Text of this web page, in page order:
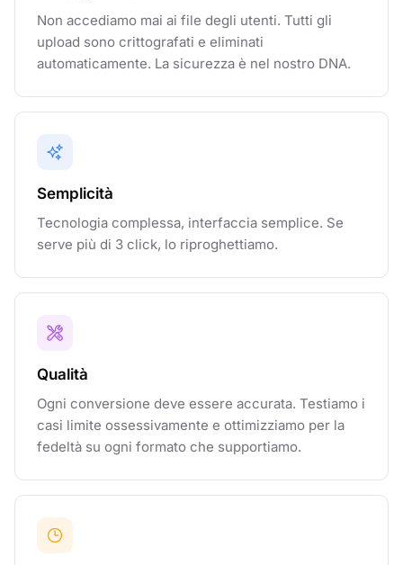
Non accediamo mai ai file degli utenti. Tutti gli
upload sono crittografati e eliminati
automaticamente. La sicurezza è nel nostro DNA.
Semplicità
Tecnologia complessa, interfaccia semplice. Se
serve più di 3 click, lo riproghettiamo.
Qualità
Ogni conversione deve essere accurata. Testiamo i
casi limite ossessivamente e ottimizziamo per la
fedeltà su ogni formato che supportiamo.